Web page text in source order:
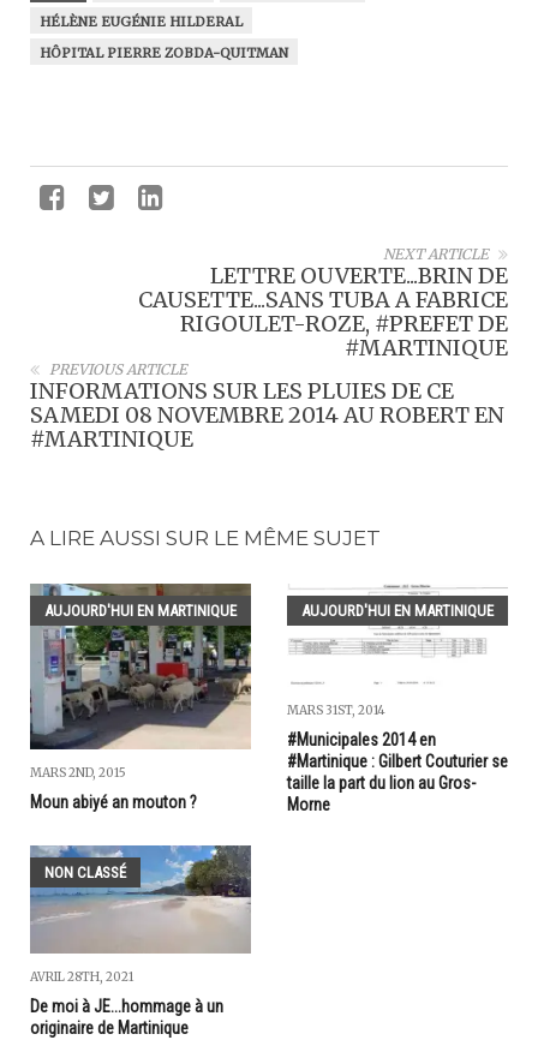
HÉLÈNE EUGÉNIE HILDERAL
HÔPITAL PIERRE ZOBDA-QUITMAN
NEXT ARTICLE
LETTRE OUVERTE...BRIN DE
CAUSETTE...SANS TUBA A FABRICE
RIGOULET-ROZE, #PREFET DE
#MARTINIQUE
PREVIOUS ARTICLE
INFORMATIONS SUR LES PLUIES DE CE
SAMEDI 08 NOVEMBRE 2014 AU ROBERT EN
#MARTINIQUE
A LIRE AUSSI SUR LE MÊME SUJET
AUJOURD'HUI EN MARTINIQUE
MARS 2ND, 2015
Moun abiyé an mouton ?
AUJOURD'HUI EN MARTINIQUE
MARS 31ST, 2014
#Municipales 2014 en
#Martinique : Gilbert Couturier se
taille la part du lion au Gros-
Morne
NON CLASSÉ
AVRIL 28TH, 2021
De moi à JE...hommage à un
originaire de Martinique